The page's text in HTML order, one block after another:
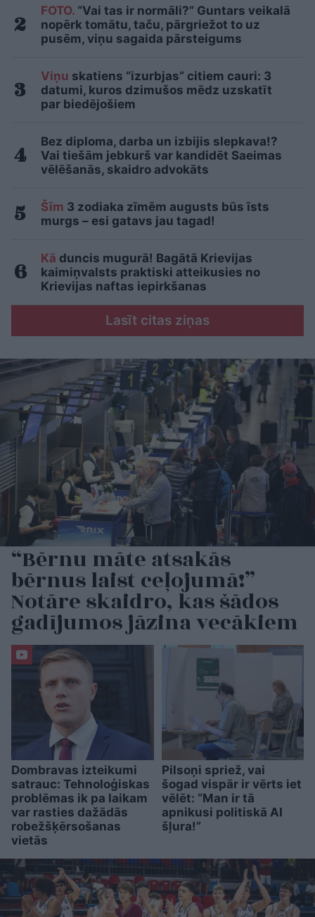
FOTO. “Vai tas ir normāli?” Guntars veikalā
nopērk tomātu, taču, pārgriežot to uz
pusēm, viņu sagaida pārsteigums
Viņu skatiens “izurbjas” citiem cauri: 3
datumi, kuros dzimušos mēdz uzskatīt
par biedējošiem
Bez diploma, darba un izbijis slepkava!?
Vai tiešām jebkurš var kandidēt Saeimas
vēlēšanās, skaidro advokāts
Šīm 3 zodiaka zīmēm augusts būs īsts
murgs – esi gatavs jau tagad!
Kā duncis mugurā! Bagātā Krievijas
kaimiņvalsts praktiski atteikusies no
Krievijas naftas iepirkšanas
Lasīt citas ziņas
“Bērnu māte atsakās
bērnus laist ceļojumā!”
Notāre skaidro, kas šādos
gadījumos jāzina vecākiem
Dombravas izteikumi
satrauc: Tehnoloģiskas
problēmas ik pa laikam
var rasties dažādās
robežšķērsošanas
vietās
Pilsoņi spriež, vai
šogad vispār ir vērts iet
vēlēt: “Man ir tā
apnikusi politiskā AI
šļura!”